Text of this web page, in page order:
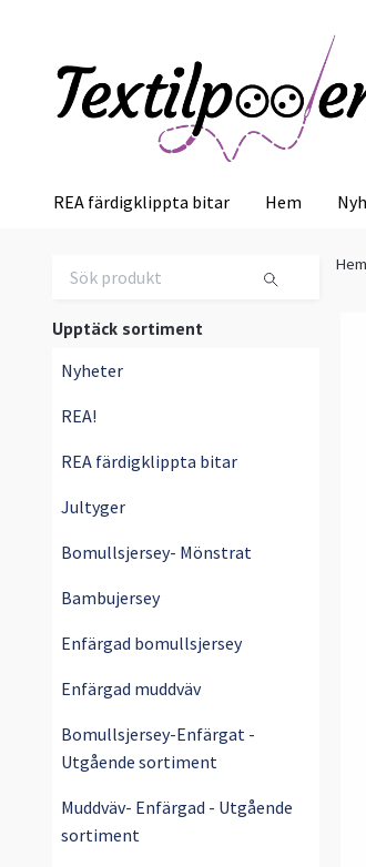
REA färdigklippta bitar Hem
Upptäck sortiment
Nyheter
REA!
REA färdigklippta bitar
Jultyger
Bomullsjersey- Mönstrat
Bambujersey
Enfärgad bomullsjersey
Enfärgad muddväv
Bomullsjersey-Enfärgat -
Utgående sortiment
Muddväv- Enfärgad - Utgående
sortiment
Hem